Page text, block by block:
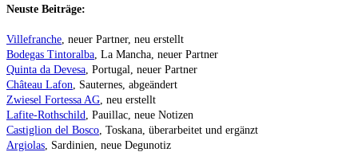
Neuste Beiträge:
Villefranche, neuer Partner, neu erstellt
Bodegas Tintoralba, La Mancha, neuer Partner
Quinta da Devesa, Portugal, neuer Partner
Château Lafon, Sauternes, abgeändert
Zwiesel Fortessa AG, neu erstellt
Lafite-Rothschild, Pauillac, neue Notizen
Castiglion del Bosco, Toskana, überarbeitet und ergänzt
Argiolas, Sardinien, neue Degunotiz